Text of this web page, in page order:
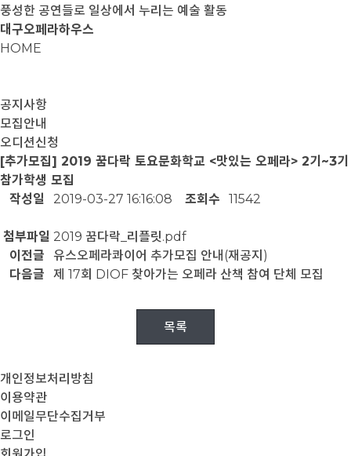
풍성한 공연들로 일상에서 누리는 예술 활동
대구오페라하우스
HOME
공지사항
모집안내
오디션신청
[추가모집] 2019 꿈다락 토요문화학교 <맛있는 오페라> 2기~3기
참가학생 모집
작성일
2019-03-27 16:16:08 조회수 11542
첨부파일 2019 꿈다락_리플릿.pdf
이전글
유스오페라콰이어 추가모집 안내(재공지)
다음글
제 17회 DIOF 찾아가는 오페라 산책 참여 단체 모집
목록
개인정보처리방침
이용약관
이메일무단수집거부
로그인